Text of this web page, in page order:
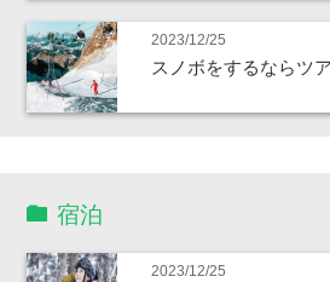
2023/12/25
スノボをするならツ
宿泊
2023/12/25